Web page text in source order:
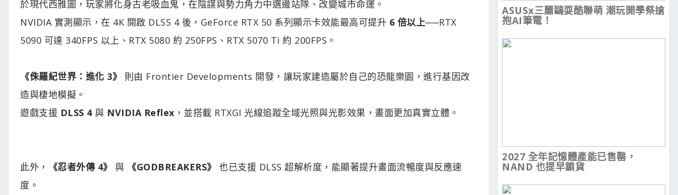
於現代西雅圖，玩家將化身古老吸血鬼，在陰謀與勢力角力中選邊站隊、改變城市命運。
NVIDIA 實測顯示，在 4K 開啟 DLSS 4 後，GeForce RTX 50 系列顯示卡效能最高可提升 6 倍以上──RTX
5090 可達 340FPS 以上、RTX 5080 約 250FPS、RTX 5070 Ti 約 200FPS。
《侏羅紀世界：進化 3》
則由 Frontier Developments 開發，讓玩家建造屬於自己的恐龍樂園，進行基因改
造與棲地模擬。
遊戲支援 DLSS 4與 NVIDIA Reflex ，並搭載 RTXGI 光線追蹤全域光照與光影效果，畫面更加真實立體。
此外， 《忍者外傳 4》 與 《GODBREAKERS》
也已支援 DLSS 超解析度，能顯著提升畫面流暢度與反應速
度。
ASUSx三麗鷗耍酷聯萌 潮玩開學祭搶
抱AI筆電！
2027 全年記憶體產能已售罄，
NAND 也提早鎖貨